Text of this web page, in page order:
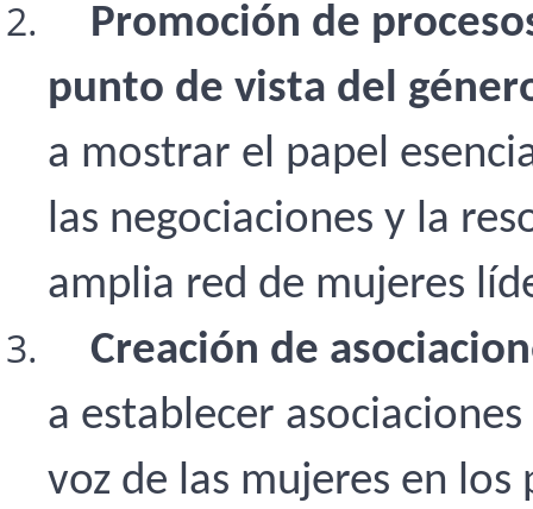
Promoción de
punto de vista del
a mostrar el papel
las negociaciones y la
amplia red de mujeres
Creación de
a establecer
voz de las mujeres en